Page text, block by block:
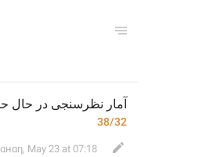
آمار نظرسنجی در
38/32
, May 23 at 07:18